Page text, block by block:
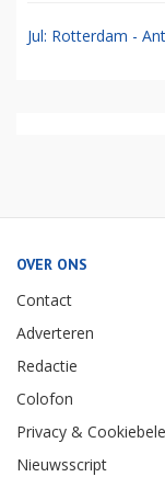
Jul: Rotterdam -
OVER ONS
Contact
Adverteren
Redactie
Colofon
Privacy &
Nieuwsscript